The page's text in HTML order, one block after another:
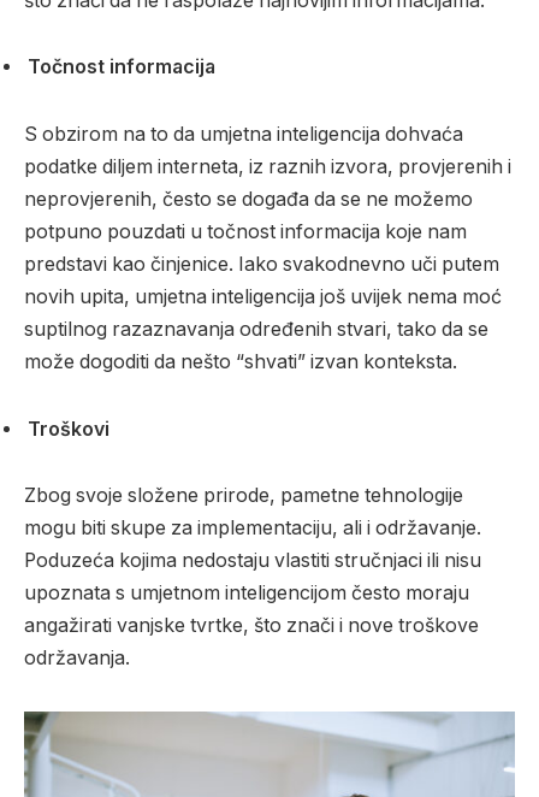
Točnost informacija
S obzirom na to da umjetna inteligencija dohvaća
podatke diljem interneta, iz raznih izvora, provjerenih i
neprovjerenih, često se događa da se ne možemo
potpuno pouzdati u točnost informacija koje nam
predstavi kao činjenice. Iako svakodnevno uči putem
novih upita, umjetna inteligencija još uvijek nema moć
suptilnog razaznavanja određenih stvari, tako da se
može dogoditi da nešto “shvati” izvan konteksta.
Troškovi
Zbog svoje složene prirode, pametne tehnologije
mogu biti skupe za implementaciju, ali i održavanje.
Poduzeća kojima nedostaju vlastiti stručnjaci ili nisu
upoznata s umjetnom inteligencijom često moraju
angažirati vanjske tvrtke, što znači i nove troškove
održavanja.